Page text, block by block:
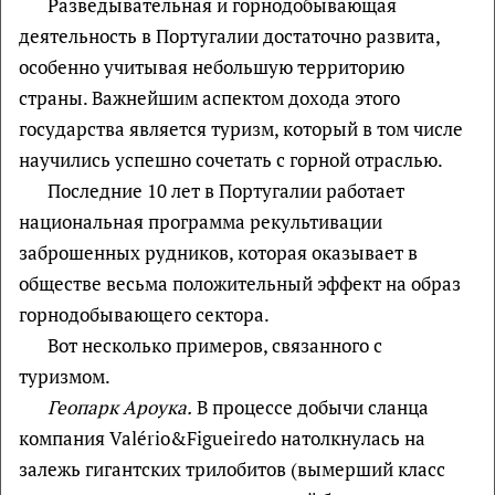
деятельность в Португалии достаточно развита,
особенно учитывая небольшую территорию
страны. Важнейшим аспектом дохода этого
государства является туризм, который в том числе
научились успешно сочетать с горной отраслью.
Последние 10 лет в Португалии работает
национальная программа рекультивации
заброшенных рудников, которая оказывает в
обществе весьма положительный эффект на образ
горнодобывающего сектора.
Вот несколько примеров, связанного с
туризмом.
Геопарк Ароука. В процессе добычи сланца
компания Valério&Figueiredo натолкнулась на
залежь гигантских трилобитов (вымерший класс